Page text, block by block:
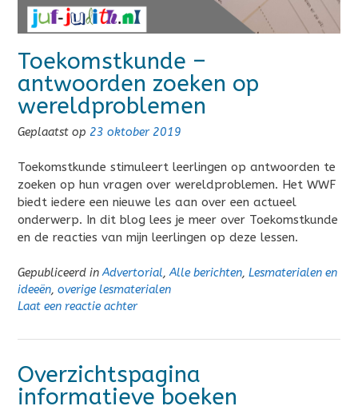
Toekomstkunde –
antwoorden zoeken op
wereldproblemen
Geplaatst op 23 oktober 2019
Toekomstkunde stimuleert leerlingen op antwoorden te
zoeken op hun vragen over wereldproblemen. Het WWF
biedt iedere een nieuwe les aan over een actueel
onderwerp. In dit blog lees je meer over Toekomstkunde
en de reacties van mijn leerlingen op deze lessen.
Gepubliceerd inAdvertorial,Alle berichten, Lesmaterialen en
ideeën, overige lesmaterialen
Laat een reactie achter
Overzichtspagina
informatieve boeken